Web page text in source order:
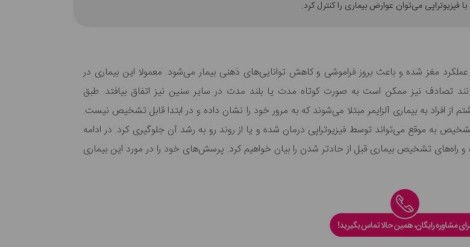
فیزیوتراپی می‌توان عوارض بیماری را کنترل کرد.
مغز شده و باعث بروز فراموشی و کاهش توانایی‌های ذهنی بیمار می‌شود. معمولا این بیماری در
تصادف نیز ممکن است به صورت کوتاه مدت یا بلند مدت در سایر سنین نیز اتفاق بیافتد. طبق
گرفته است، در افراد بالای ۶۵ سال یک هشتم از افراد به بیماری آلزایمر مبتلا می‌شوند که به مرور خود را نشان داده و در ابتدا قابل تشخیص نیست.
به موقع می‌تواند توسط فیزیوتراپی درمان شده و یا از روند رو به رشد آن جلوگیری کرد. در ادامه
و راه‌های تشخیص بیماری قبل از حادتر شدن را بیان خواهیم کرد. پرسش‌های خود را در مورد این بیماری